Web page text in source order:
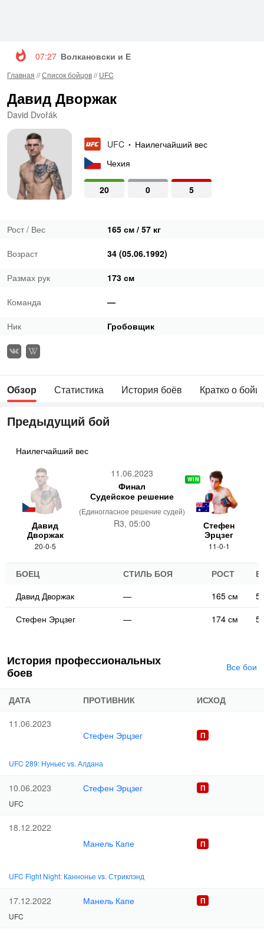
07:27 Волкановски и Евлоев возглавят турнир UFC
Главная //Список бойцов//UFC
Давид Дворжак
David Dvořák
UFC • Наилегчайший вес
Чехия
20 0 5
Рост / Вес 165 см / 57 кг
Возраст 34 (05.06.1992)
Размах рук 173 см
Команда —
Ник Гробовщик
Обзор Статистика История боёв Кратко о
Предыдущий бой
Наилегчайший вес
Давид
Дворжак
20-0-5
11.06.2023
Финал
Судейское решение
(Единогласное решение судей)
R3, 05:00
WIN
Стефен
Эрцзег
11-0-1
БОЕЦ СТИЛЬ БОЯ РОСТ
Давид Дворжак
— 165 см
Стефен Эрцзег
— 174 см
История профессиональных
боев
Все бои
ДАТА ПРОТИВНИК
ИСХОД
11.06.2023
Стефен Эрцзег
UFC 289: Нуньес vs. Алдана
10.06.2023 Стефен Эрцзег
UFC
18.12.2022
Манель Капе
UFC Fight Night: Каннонье vs. Стриклэнд
17.12.2022 Манель Капе
UFC